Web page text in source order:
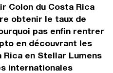
Colon du Costa Rica
obtenir le taux de
pas enfin rentrer
en découvrant les
Rica en Stellar Lumens
internationales